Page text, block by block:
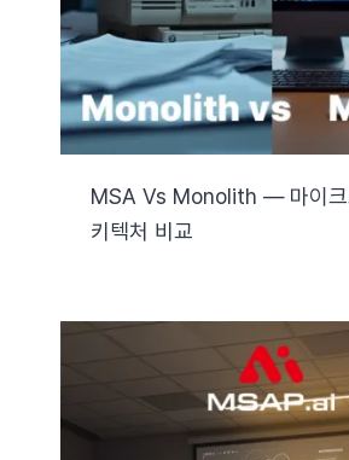
MSA Vs Monolith — 마이크
키텍처 비교